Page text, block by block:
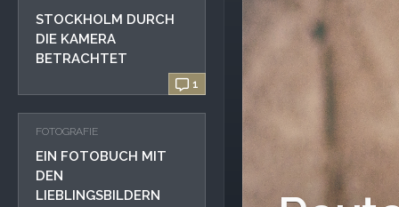
1
STOCKHOLM DURCH
DIE KAMERA
BETRACHTET
FOTOGRAFIE
EIN FOTOBUCH MIT
DEN
LIEBLINGSBILDERN